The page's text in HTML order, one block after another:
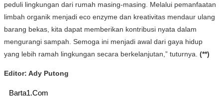
peduli lingkungan dari rumah masing-masing. Melalui pemanfaatan
limbah organik menjadi eco enzyme dan kreativitas mendaur ulang
barang bekas, kita dapat memberikan kontribusi nyata dalam
mengurangi sampah. Semoga ini menjadi awal dari gaya hidup
yang lebih ramah lingkungan secara berkelanjutan,” tuturnya. (**)
Editor: Ady Putong
Barta1.Com